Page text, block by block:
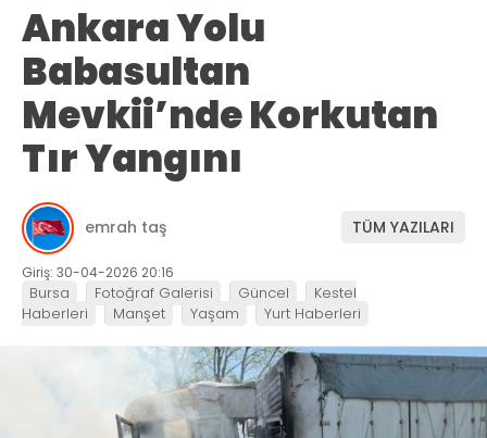
Ankara Yolu
Babasultan
Mevkii’nde Korkutan
Tır Yangını
emrah taş TÜM YAZILARI
Giriş: 30-04-2026 20:16
Bursa Fotoğraf Galerisi Güncel
Kestel
Haberleri
Manşet Yaşam Yurt Haberleri